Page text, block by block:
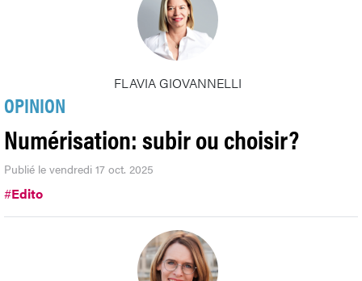
FLAVIA GIOVANNELLI
OPINION
Numérisation: subir ou choisir?
Publié le vendredi 17 oct. 2025
#Edito